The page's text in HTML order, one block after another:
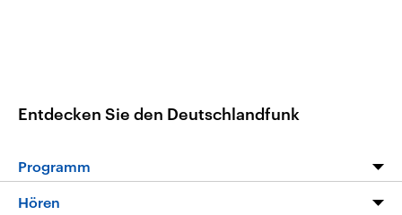
Entdecken Sie den Deutschlandfunk
Programm
Hören